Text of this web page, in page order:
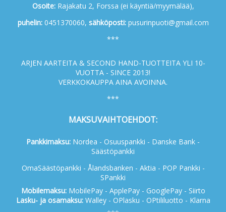
Osoite:Rajakatu 2, Forssa (ei käyntiä/myymälää),
puhelin:0451370060, sähköposti:pusurinpuoti@gmail.com
***
ARJEN AARTEITA & SECOND HAND-TUOTTEITA YLI 10-
VUOTTA - SINCE 2013!
VERKKOKAUPPA AINA AVOINNA.
***
MAKSUVAIHTOEHDOT:
Pankkimaksu: Nordea - Osuuspankki - Danske Bank -
Säästöpankki
OmaSäästöpankki - Ålandsbanken - Aktia - POP Pankki -
SPankki
Mobilemaksu:MobilePay - ApplePay - GooglePay - Siirto
Lasku- ja osamaksu:Walley - OPlasku - OPtililuotto - Klarna